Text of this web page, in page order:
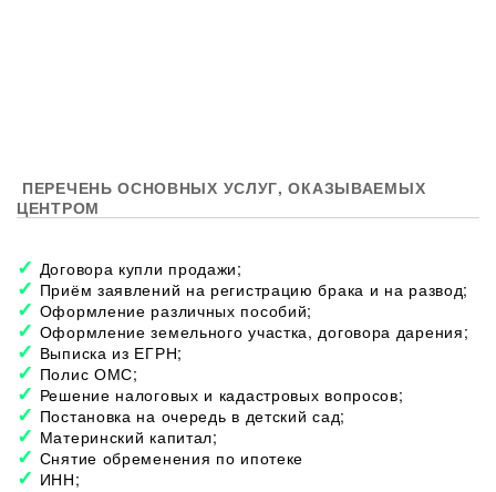
ПЕРЕЧЕНЬ ОСНОВНЫХ УСЛУГ, ОКАЗЫВАЕМЫХ
ЦЕНТРОМ
Договора купли продажи;
Приём заявлений на регистрацию брака и на развод;
Оформление различных пособий;
Оформление земельного участка, договора дарения;
Выписка из ЕГРН;
Полис ОМС;
Решение налоговых и кадастровых вопросов;
Постановка на очередь в детский сад;
Материнский капитал;
Снятие обременения по ипотеке
ИНН;